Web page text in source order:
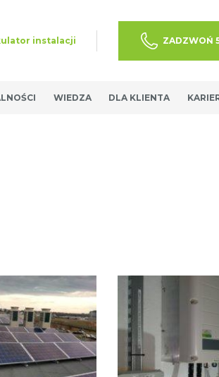
instalacji ZADZWOŃ
WIEDZA DLA KLIENTA